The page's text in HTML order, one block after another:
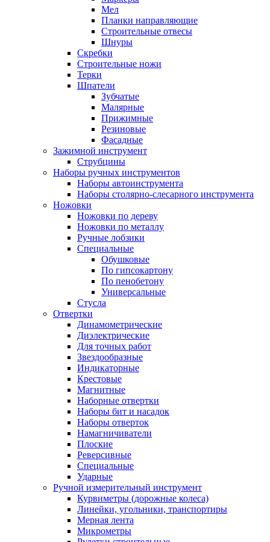
Мел
Планки направляющие
Строительные отвесы
Шнуры
Скребки
Строительные ножи
Терки
Шпатели
Зубчатые
Малярные
Прижимные
Резиновые
Фасадные
Зажимной инструмент
Струбцины
Наборы ручных инструментов
Наборы автоинструмента
Наборы столярно-слесарного инструмента
Ножовки
Ножовки по дереву
Ножовки по металлу
Ручные лобзики
Специальные
Обушковые
По гипсокартону
По пенобетону
Универсальные
Стусла
Отвертки
Динамометрические
Диэлектрические
Для точных работ
Звездообразные
Индикаторные
Крестовые
Магнитные
Наборные отвертки
Наборы бит и насадок
Наборы отверток
Намагничиватели
Плоские
Реверсивные
Специальные
Ударные
Ручной измерительный инструмент
Курвиметры (дорожные колеса)
Линейки, угольники, транспортиры
Мерная лента
Микрометры